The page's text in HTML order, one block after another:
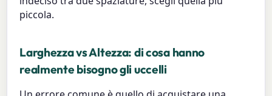
piccola.
Larghezza vs Altezza: di cosa hanno
realmente bisogno gli uccelli